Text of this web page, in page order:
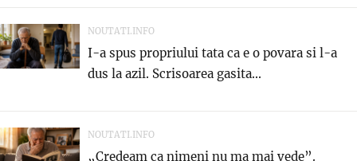
NOUTATI.INFO
I-a spus propriului tata ca e o povara si l-a
dus la azil. Scrisoarea gasita...
NOUTATI.INFO
„Credeam ca nimeni nu ma mai vede”.